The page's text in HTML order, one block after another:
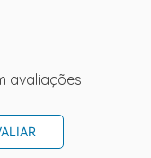
avaliações